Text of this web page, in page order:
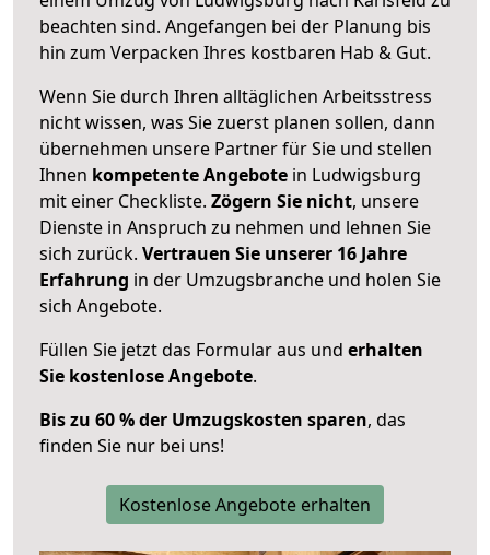
beachten sind. Angefangen bei der Planung bis
hin zum Verpacken Ihres kostbaren Hab & Gut.
Wenn Sie durch Ihren alltäglichen Arbeitsstress
nicht wissen, was Sie zuerst planen sollen, dann
übernehmen unsere Partner für Sie und stellen
Ihnen kompetente Angebote in Ludwigsburg
mit einer Checkliste. Zögern Sie nicht, unsere
Dienste in Anspruch zu nehmen und lehnen Sie
sich zurück. Vertrauen Sie unserer 16 Jahre
Erfahrung in der Umzugsbranche und holen Sie
sich Angebote.
Füllen Sie jetzt das Formular aus und erhalten
Sie kostenlose Angebote.
Bis zu 60 % der Umzugskosten sparen, das
finden Sie nur bei uns!
Kostenlose Angebote erhalten